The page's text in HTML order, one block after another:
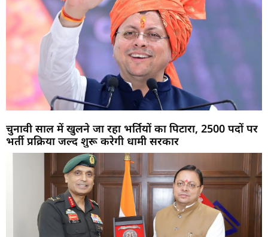
चुनावी साल में खुलने जा रहा भर्तियों का पिटारा, 2500 पदों पर
भर्ती प्रक्रिया जल्द शुरू करेगी धामी सरकार